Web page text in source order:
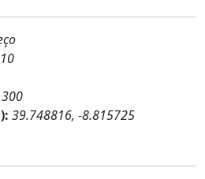
39.748816, -8.815725